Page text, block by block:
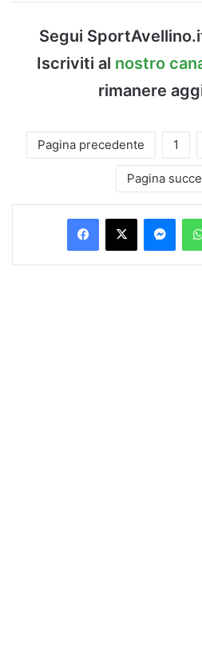
Segui
Iscriviti al nostro
rimanere
Pagina precedente 1
Pagina
Facebook
X